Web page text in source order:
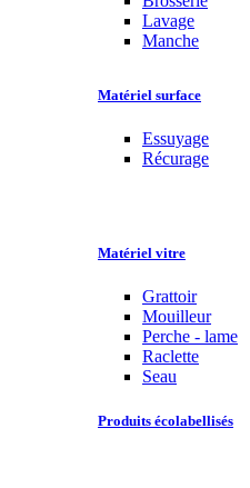
Lavage
Manche
Matériel surface
Essuyage
Récurage
Matériel vitre
Grattoir
Mouilleur
Perche - lame
Raclette
Seau
Produits écolabellisés